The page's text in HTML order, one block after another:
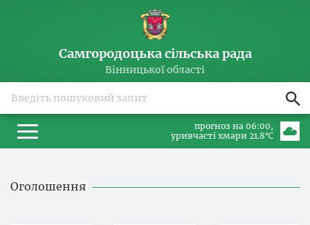
Самгородоцька сільська рада
Вінницької області
прогноз на 06:00
уривчасті хмари 21.8℃
Оголошення